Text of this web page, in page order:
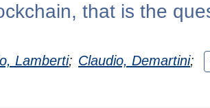
that is the
Lamberti; Claudio, Demartini;